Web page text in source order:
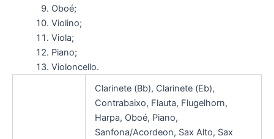
Oboé;
Violino;
Viola;
Piano;
Violoncello.
Clarinete (Bb), Clarinete (Eb),
Contrabaixo, Flauta, Flugelhorn,
Harpa, Oboé, Piano,
Sanfona/Acordeon, Sax Alto, Sax